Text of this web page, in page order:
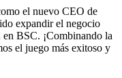
el nuevo CEO de
expandir el negocio
BSC. ¡Combinando la
el juego más exitoso y